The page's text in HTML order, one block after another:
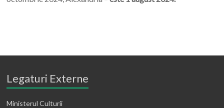
Legaturi Externe
Ministerul Culturii